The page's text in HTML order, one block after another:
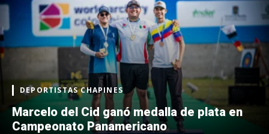
DEPORTISTAS CHAPINES
Marcelo del Cid ganó medalla de plata en
Campeonato Panamericano